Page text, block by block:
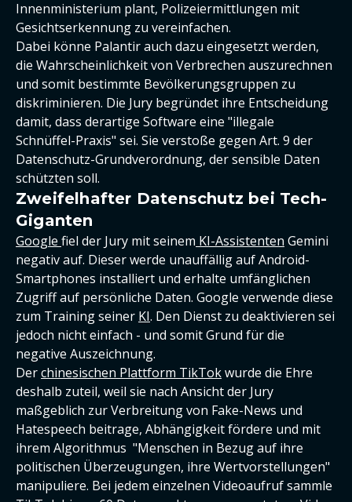
Innenministerium plant, Polizeiermittlungen mit
Gesichtserkennung zu vereinfachen.
Dabei könne Palantir auch dazu eingesetzt werden,
die Wahrscheinlichkeit von Verbrechen auszurechnen
und somit bestimmte Bevölkerungsgruppen zu
diskriminieren. Die Jury begründet ihre Entscheidung
damit, dass derartige Software eine "illegale
Schnüffel-Praxis" sei. Sie verstoße gegen Art. 9 der
Datenschutz-Grundverordnung, der sensible Daten
schützten soll.
Zweifelhafter Datenschutz bei Tech-
Giganten
Google fiel der Jury mit seinem KI-Assistenten Gemini
negativ auf. Dieser werde unauffällig auf Android-
Smartphones installiert und erhalte umfänglichen
Zugriff auf persönliche Daten. Google verwende diese
zum Training seiner KI. Den Dienst zu deaktivieren sei
jedoch nicht einfach - und somit Grund für die
negative Auszeichnung.
Derchinesischen Plattform TikTokwurde die Ehre
deshalb zuteil, weil sie nach Ansicht der Jury
maßgeblich zur Verbreitung von Fake-News und
Hatespeech beitrage, Abhängigkeit fördere und mit
ihrem Algorithmus "Menschen in Bezug auf ihre
politischen Überzeugungen, ihre Wertvorstellungen"
manipuliere. Bei jedem einzelnen Videoaufruf sammle